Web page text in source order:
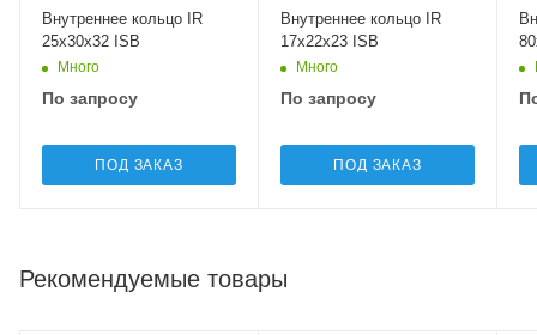
Внутреннее кольцо IR
25x30x32 ISB
Много
По запросу
ПОД ЗАКАЗ
Внутреннее кольцо IR
17x22x23 ISB
Много
По запросу
ПОД ЗАКАЗ
Рекомендуемые товары